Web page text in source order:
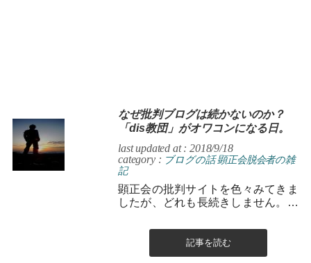
なぜ批判ブログは続かないのか？
「dis教団」がオワコンになる日。
last updated at : 2018/9/18
category : ブログの話 顕正会脱会者の雑
記
顕正会の批判サイトを色々みてきま
したが、どれも長続きしません。な
記事を読む